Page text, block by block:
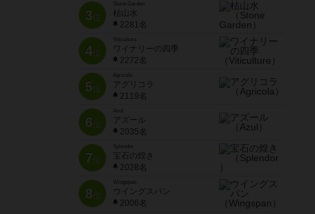
3位
Stone Garden
枯山水
2281名
4位
Viticulture
ワイナリーの四季
2272名
5位
Agricola
アグリコラ
2119名
6位
Azul
アズール
2035名
7位
宝石の煌き
2028名
8位
Wingspan
ウイングスパン
2006名